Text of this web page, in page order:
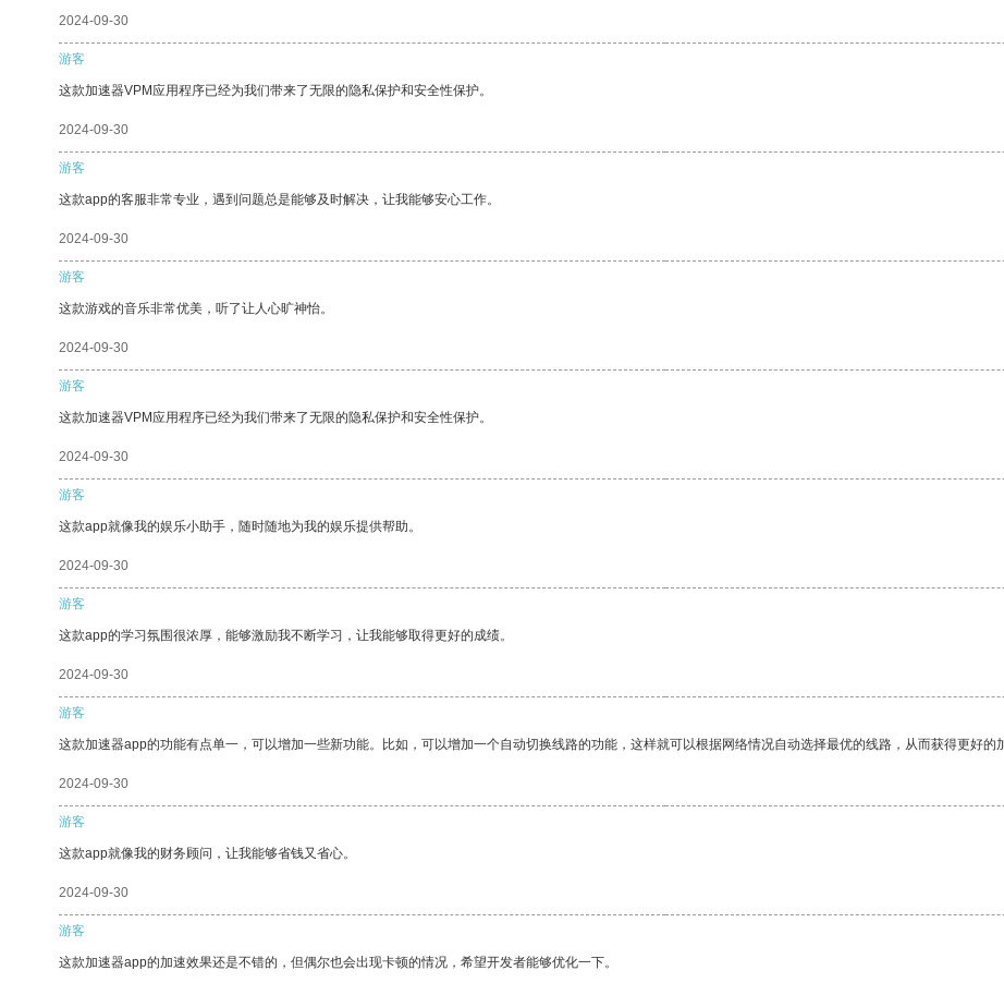
2024-09-30
游客
这款加速器VPM应用程序已经为我们带来了无限的隐私保护和安全性保护。
2024-09-30
游客
这款app的客服非常专业，遇到问题总是能够及时解决，让我能够安心工作。
2024-09-30
游客
这款游戏的音乐非常优美，听了让人心旷神怡。
2024-09-30
游客
这款加速器VPM应用程序已经为我们带来了无限的隐私保护和安全性保护。
2024-09-30
游客
这款app就像我的娱乐小助手，随时随地为我的娱乐提供帮助。
2024-09-30
游客
这款app的学习氛围很浓厚，能够激励我不断学习，让我能够取得更好的成绩。
2024-09-30
游客
这款加速器app的功能有点单一，可以增加一些新功能。比如，可以增加一个自动切换线路的功能，这样就可以根据网络情况自动选择最优的线路，从而获得更好的
2024-09-30
游客
这款app就像我的财务顾问，让我能够省钱又省心。
2024-09-30
游客
这款加速器app的加速效果还是不错的，但偶尔也会出现卡顿的情况，希望开发者能够优化一下。